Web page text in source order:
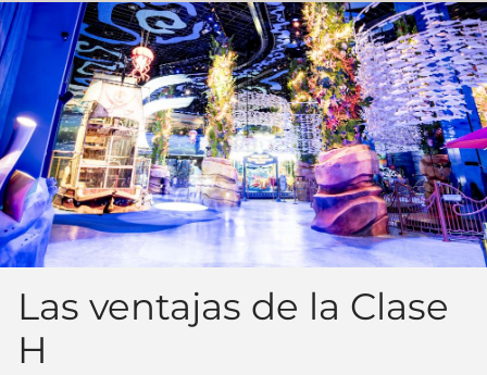
Las ventajas de la Clase
H